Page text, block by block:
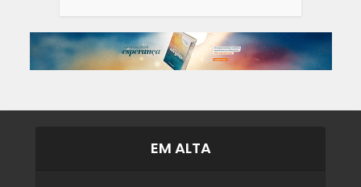
EM ALTA